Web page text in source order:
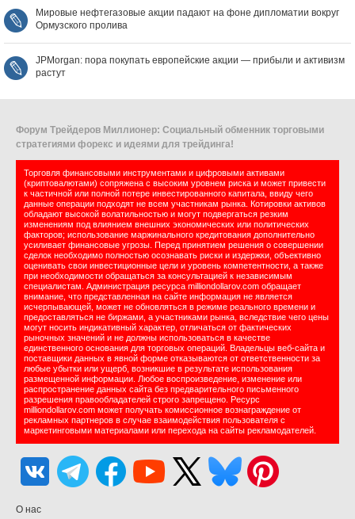
Мировые нефтегазовые акции падают на фоне дипломатии вокруг
Ормузского пролива
JPMorgan: пора покупать европейские акции — прибыли и активизм
растут
Форум Трейдеров Миллионер: Социальный обменник торговыми
стратегиями форекс и идеями для трейдинга!
Торговля финансовыми инструментами и цифровыми активами
(криптовалютами) сопряжена с высоким уровнем риска и может привести
к частичной или полной потере инвестированного капитала, ввиду чего
данные операции подходят не всем участникам рынка. Котировки активов
обладают высокой волатильностью и могут подвергаться резким
изменениям под влиянием внешних экономических или политических
факторов; использование маржинального кредитования дополнительно
усиливает финансовые угрозы. Перед принятием решения о совершении
сделок необходимо полностью осознавать риски и издержки, объективно
оценивать свои инвестиционные цели и уровень компетентности, а также
при необходимости обращаться за консультацией к независимым
специалистам. Администрация ресурса milliondollarov.com обращает
внимание, что представленная на сайте информация не является
исчерпывающей, может не обновляться в режиме реального времени и
предоставляться не биржами, а участниками рынка, вследствие чего цены
могут носить индикативный характер, отличаться от фактических
рыночных значений и не должны использоваться в качестве
единственного основания для торговых операций. Владельцы веб-сайта и
поставщики данных в явной форме отказываются от ответственности за
любые убытки или ущерб, возникшие в результате использования
размещенной информации. Любое воспроизведение, изменение или
распространение данных сайта без предварительного письменного
разрешения правообладателей строго запрещено. Ресурс
milliondollarov.com может получать комиссионное вознаграждение от
рекламных партнеров в случае взаимодействия пользователя с
маркетинговыми материалами или перехода на сайты рекламодателей.
О нас